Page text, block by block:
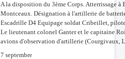
A la disposition du 3ème Corps. Atterrissage
Montceaux. Désignation à l'artillerie de
Escadrille D4 Equipage soldat Cribeillet,
Le lieutenant colonel Ganter et le capitaine
avions d'observation d'artillerie (Courgivaux,
7 septembre